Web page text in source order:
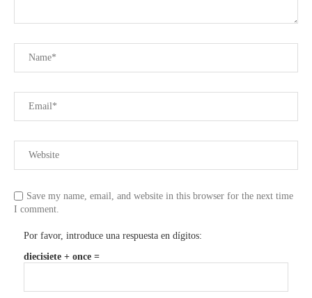
Save my name, email, and website in this browser for the next time
I comment.
Por favor, introduce una respuesta en dígitos:
diecisiete + once =